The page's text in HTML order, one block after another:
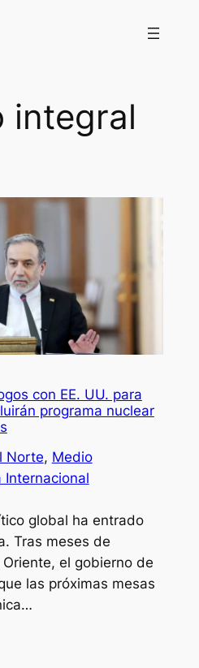
integral
con EE. UU. para
programa nuclear
Norte, Medio
Internacional
global ha entrado
Tras meses de
el gobierno de
las próximas mesas